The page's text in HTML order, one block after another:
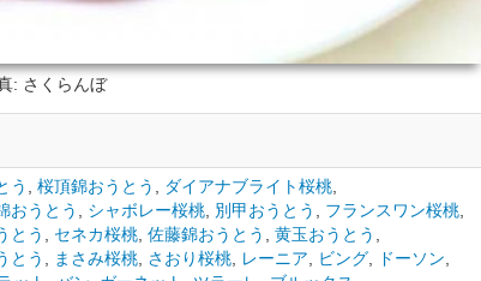
: さくらんぼ
う 桜頂錦おうとう ダイアナブライト桜桃
おうとう
シャボレー桜桃 別甲おうとう フランスワン桜桃
とう
セネカ桜桃 佐藤錦おうとう 黄玉おうとう
とう
まさみ桜桃 さおり桜桃 レーニア ビング ドーソン